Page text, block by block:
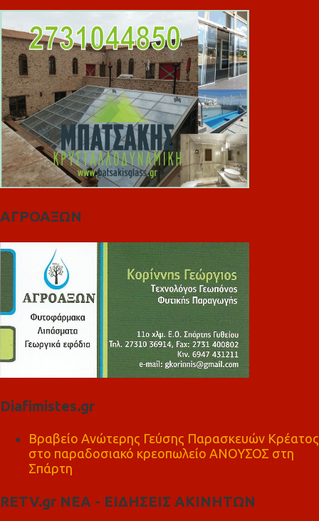
ΑΓΡΟΑΞΩΝ
Diafimistes.gr
Βραβείο Ανώτερης Γεύσης Παρασκευών Κρέατος
στο παραδοσιακό κρεοπωλείο ΑΝΟΥΣΟΣ στη
Σπάρτη
RETV.gr ΝΕΑ - ΕΙΔΗΣΕΙΣ ΑΚΙΝΗΤΩΝ